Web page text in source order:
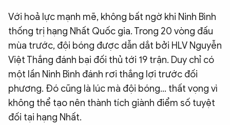
Với hoả lực mạnh mẽ, không bất ngờ khi Ninh Bình
thống trị hạng Nhất Quốc gia. Trong 20 vòng đấu
mùa trước, đội bóng được dẫn dắt bởi HLV Nguyễn
Việt Thắng đánh bại đối thủ tới 19 trận. Duy chỉ có
một lần Ninh Bình đánh rơi thắng lợi trước đối
phương. Đó cũng là lúc mà đội bóng… thất vọng vì
không thể tạo nên thành tích giành điểm số tuyệt
đối tại hạng Nhất.